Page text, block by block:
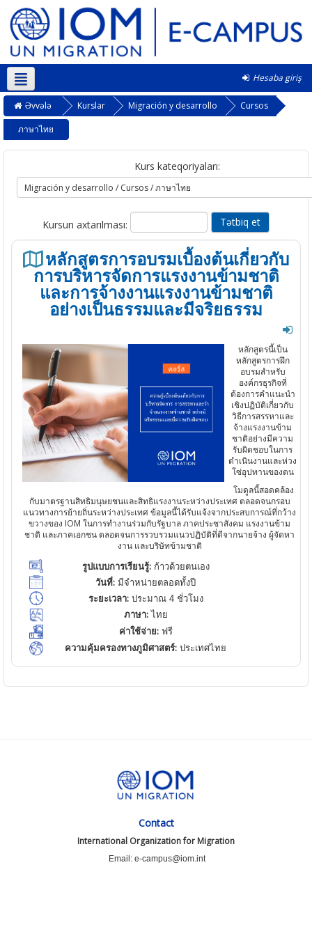
Hesaba giriş
Azərbaycanca ‎(az)‎
Əvvələ Kurslar Migración y desarrollo
Cursos
ภาษาไทย
Kurs kateqoriyaları:
Kursun axtarılması:
หลักสูตรการอบรมเบื้องต้นเกี่ยวกับ
การบริหารจัดการแรงงานข้ามชาติ
และการจ้างงานแรงงานข้ามชาติ
อย่างเป็นธรรมและมีจริยธรรม
หลักสูตรนี้เป็น
หลักสูตรการฝึก
อบรมสำหรับ
องค์กรธุรกิจที่
ต้องการคำแนะนำ
เชิงปฏิบัติเกี่ยวกับ
วิธีการสรรหาและ
จ้างแรงงานข้าม
ชาติอย่างมีความ
รับผิดชอบในการ
ดำเนินงานและห่วง
โซ่อุปทานของตน
โมดูลนี้สอดคล้อง
กับมาตรฐานสิทธิมนุษยชนและสิทธิแรงงานระหว่างประเทศ ตลอดจนกรอบ
แนวทางการย้ายถิ่นระหว่างประเทศ ข้อมูลนี้ได้รับแจ้งจากประสบการณ์ที่กว้าง
ขวางของ IOM ในการทำงานร่วมกับรัฐบาล ภาคประชาสังคม แรงงานข้าม
ชาติ และภาคเอกชน ตลอดจนการรวบรวมแนวปฏิบัติที่ดีจากนายจ้าง ผู้จัดหา
งาน และบริษัทข้ามชาติ
รูปแบบการเรียนรู้:ก้าวด้วยตนเอง
วันที่: มีจำหน่ายตลอดทั้งปี
ระยะเวลา:ประมาณ 4 ชั่วโมง
ภาษา:ไทย
ค่าใช้จ่าย:ฟรี
ความคุ้มครองทางภูมิศาสตร์: ประเทศไทย
Contact
International Organization for Migration
Email: e-campus@iom.int